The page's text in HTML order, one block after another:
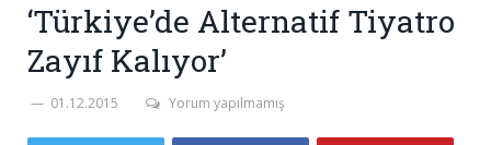
‘Türkiye’de Alternatif Tiyatro
Zayıf Kalıyor’
01.12.2015 Yorum yapılmamış